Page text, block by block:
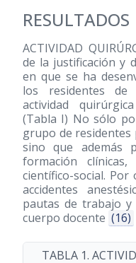
RESULTADOS
ACTIVIDAD
de la justificación y
en que se ha
los residentes
actividad
(Tabla I) No sólo
grupo de residentes
sino que además
formación
científico-social.
accidentes
pautas de trabajo
cuerpo docente (16)
TABLA 1.